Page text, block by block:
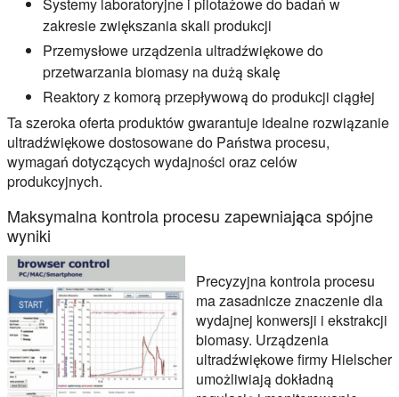
zakresie zwiększania skali produkcji
Przemysłowe urządzenia ultradźwiękowe do
przetwarzania biomasy na dużą skalę
Reaktory z komorą przepływową do produkcji ciągłej
Ta szeroka oferta produktów gwarantuje idealne rozwiązanie
ultradźwiękowe dostosowane do Państwa procesu,
wymagań dotyczących wydajności oraz celów
produkcyjnych.
Maksymalna kontrola procesu zapewniająca spójne
wyniki
Precyzyjna kontrola procesu
ma zasadnicze znaczenie dla
wydajnej konwersji i ekstrakcji
biomasy. Urządzenia
ultradźwiękowe firmy Hielscher
umożliwiają dokładną